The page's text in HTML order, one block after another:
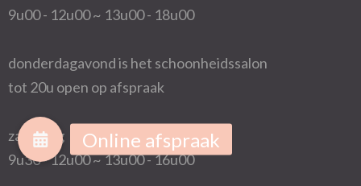
9u00 - 12u00 ~ 13u00 - 18u00
donderdagavond is het schoonheidssalon
tot 20u open op afspraak
zaterdag
9u30 - 12u00 ~ 13u00 - 16u00